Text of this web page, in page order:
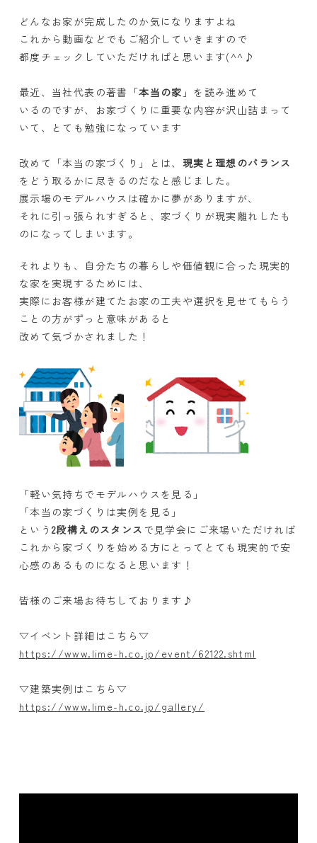
どんなお家が完成したのか気になりますよね
これから動画などでもご紹介していきますので
都度チェックしていただければと思います(^^♪
最近、当社代表の著書「本当の家 」を読み進めて
いるのですが、お家づくりに重要な内容が沢山詰まって
いて、とても勉強になっています
改めて「本当の家づくり」とは、 現実と理想のバランス
をどう取るかに尽きるのだなと感じました。
展示場のモデルハウスは確かに夢がありますが、
それに引っ張られすぎると、家づくりが現実離れしたも
のになってしまいます。
それよりも、自分たちの暮らしや価値観に合った現実的
な家を実現するためには、
実際にお客様が建てたお家の工夫や選択を見せてもらう
ことの方がずっと意味があると
改めて気づかされました！
「軽い気持ちでモデルハウスを見る」
「本当の家づくりは実例を見る」
という2段構えのスタンス で見学会にご来場いただければ
これから家づくりを始める方にとってとても現実的で安
心感のあるものになると思います！
皆様のご来場お待ちしております♪
▽イベント詳細はこちら▽
https://www.lime-h.co.jp/event/62122.shtml
▽建築実例はこちら▽
https://www.lime-h.co.jp/gallery/